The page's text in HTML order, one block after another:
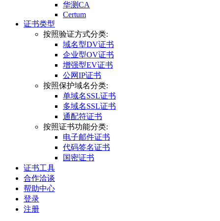
华测CA
Certum
证书类型
按照验证方式分类:
域名型DV证书
企业型OV证书
增强型EV证书
公网IP证书
按照保护域名分类:
单域名SSL证书
多域名SSL证书
通配符证书
按照证书功能分类:
电子邮件证书
代码签名证书
国密证书
证书工具
合作洽谈
帮助中心
登录
注册